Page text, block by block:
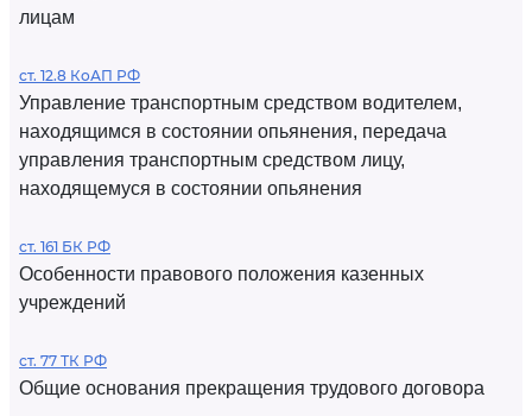
лицам
ст. 12.8 КоАП РФ
Управление транспортным средством водителем,
находящимся в состоянии опьянения, передача
управления транспортным средством лицу,
находящемуся в состоянии опьянения
ст. 161 БК РФ
Особенности правового положения казенных
учреждений
ст. 77 ТК РФ
Общие основания прекращения трудового договора